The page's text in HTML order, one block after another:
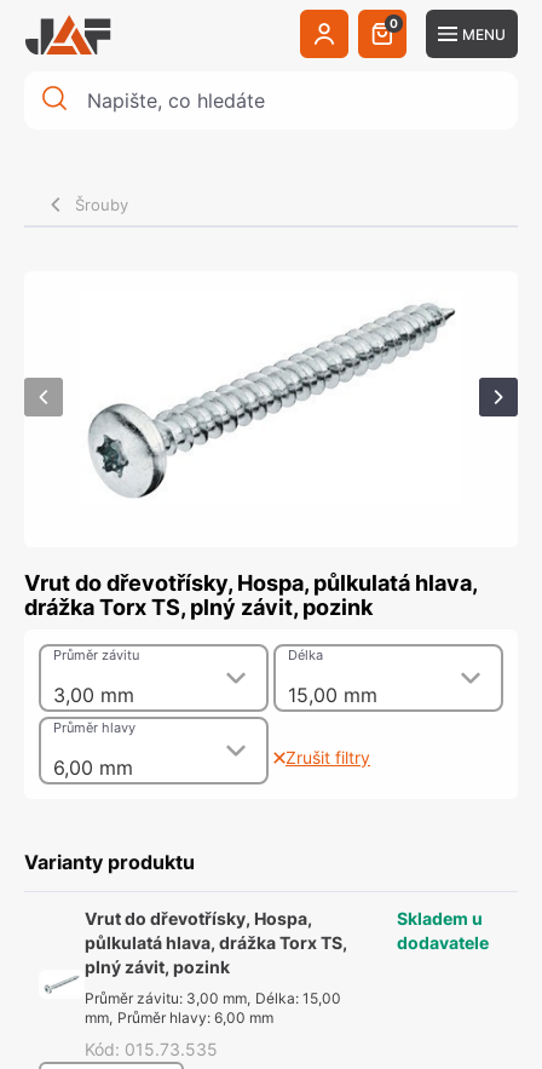
0
MENU
Šrouby
Vrut do dřevotřísky, Hospa, půlkulatá hlava,
drážka Torx TS, plný závit, pozink
3,00 mm
Průměr závitu
15,00 mm
Délka
6,00 mm
Průměr hlavy
Zrušit filtry
Varianty produktu
Vrut do dřevotřísky, Hospa,
půlkulatá hlava, drážka Torx TS,
plný závit, pozink
Průměr závitu: 3,00 mm, Délka:15,00
mm, Průměr hlavy:6,00 mm
Kód: 015.73.535
Skladem u
dodavatele